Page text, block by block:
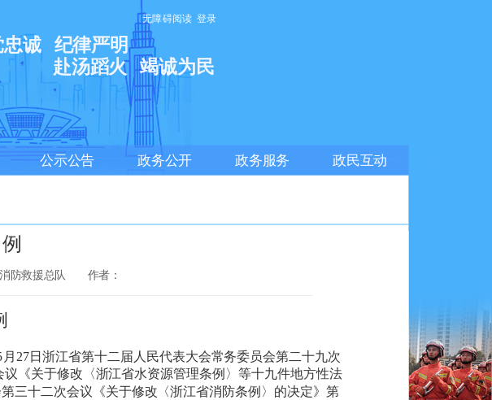
登录
无障碍阅读
忠诚
纪律严明
赴汤蹈火
竭诚为民
公示公告 政务公开 政务服务 政民互动
防救援总队 作者：
月27日浙江省第十二届人民代表大会常务委员会第二十九次
《关于修改〈浙江省水资源管理条例〉等十九件地方性法
三十二次会议《关于修改〈浙江省消防条例〉的决定》第